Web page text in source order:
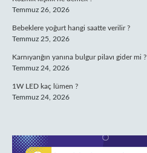
Temmuz 26, 2026
Bebeklere yoğurt hangi saatte verilir ?
Temmuz 25, 2026
Karnıyarığın yanına bulgur pilavı gider mi ?
Temmuz 24, 2026
1W LED kaç lümen ?
Temmuz 24, 2026